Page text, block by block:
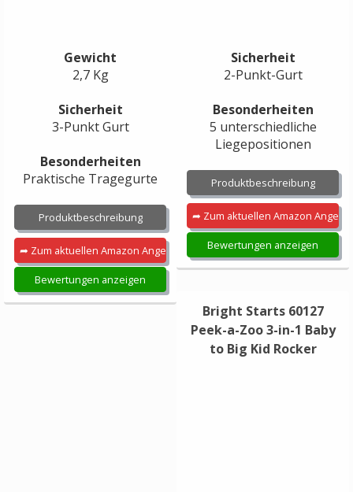
Gewicht
2,7 Kg
Sicherheit
3-Punkt Gurt
Besonderheiten
Praktische Tragegurte
Produktbeschreibung
➦ Zum aktuellen Amazon Angebot
Bewertungen anzeigen
Sicherheit
2-Punkt-Gurt
Besonderheiten
5 unterschiedliche
Liegepositionen
Produktbeschreibung
➦ Zum aktuellen Amazon
Bewertungen anzeigen
Bright Starts 60127
Peek-a-Zoo 3-in-1 Baby
to Big Kid Rocker